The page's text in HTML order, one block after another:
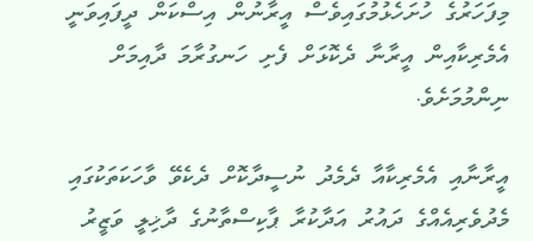
މިފަހަރުގެ ހުށަހެޅުމުގައިވެސް އީރާނުން އިސްކަން ދީފައިވަނީ
އެމެރިކާއިން އީރާނާ ދެކޮޅަށް ފެށި ހަނގުރާމަ ދާއިމަށް
ނިންމުމަށެވެ.
އީރާނާއި އެމެރިކާއާ ދެމެދު ނުސީދާކޮށް ދެކެވޭ ވާހަކަތަކުގައި
މެދުވެރިއެއްގެ ދައުރު އަދާކުރާ ޕާކިސްތާނުގެ ދާޚިލީ ވަޒީރު